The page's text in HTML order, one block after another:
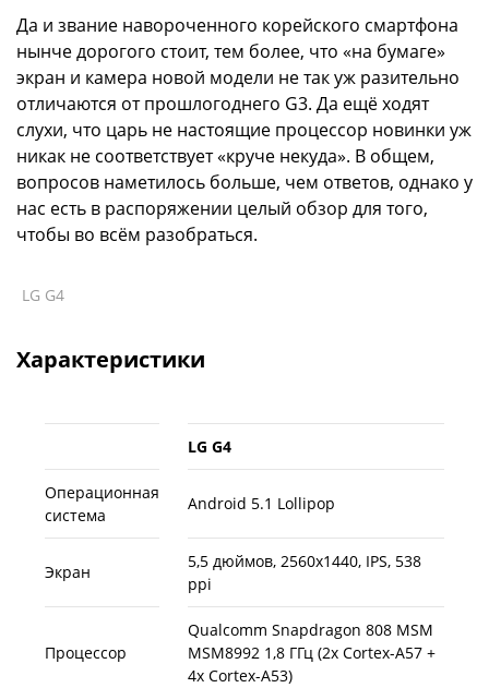
Да и звание навороченного корейского смартфона
нынче дорогого стоит, тем более, что «на бумаге»
экран и камера новой модели не так уж разительно
отличаются от прошлогоднего G3. Да ещё ходят
слухи, что царь не настоящие процессор новинки уж
никак не соответствует «круче некуда». В общем,
вопросов наметилось больше, чем ответов, однако у
нас есть в распоряжении целый обзор для того,
чтобы во всём разобраться.
LG G4
Характеристики
LG G4
Операционная
система
Android 5.1 Lollipop
Экран
5,5 дюймов, 2560x1440, IPS, 538
ppi
Процессор
Qualcomm Snapdragon 808 MSM
MSM8992 1,8 ГГц (2x Cortex-A57 +
4x Cortex-A53)